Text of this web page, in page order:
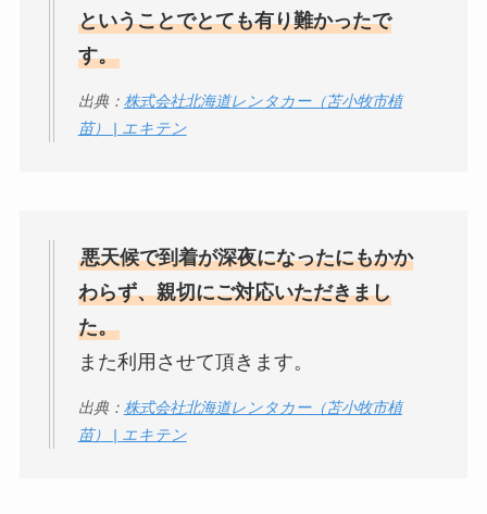
ということでとても有り難かったで
す。
出典： 株式会社北海道レンタカー（苫小牧市植
苗） | エキテン
悪天候で到着が深夜になったにもかか
わらず、親切にご対応いただきまし
た。
また利用させて頂きます。
出典： 株式会社北海道レンタカー（苫小牧市植
苗） | エキテン